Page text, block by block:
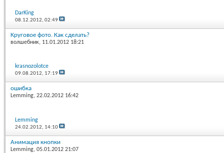
DarKing
08.12.2012,02:49
Круговое фото. Как сделать?
волшебник, 11.01.2012 18:21
krasnozolotce
09.08.2012, 17:19
ошибка
Lemming, 22.02.2012 16:42
Lemming
24.02.2012, 14:10
Анимация кнопки
Lemming, 05.01.2012 21:07